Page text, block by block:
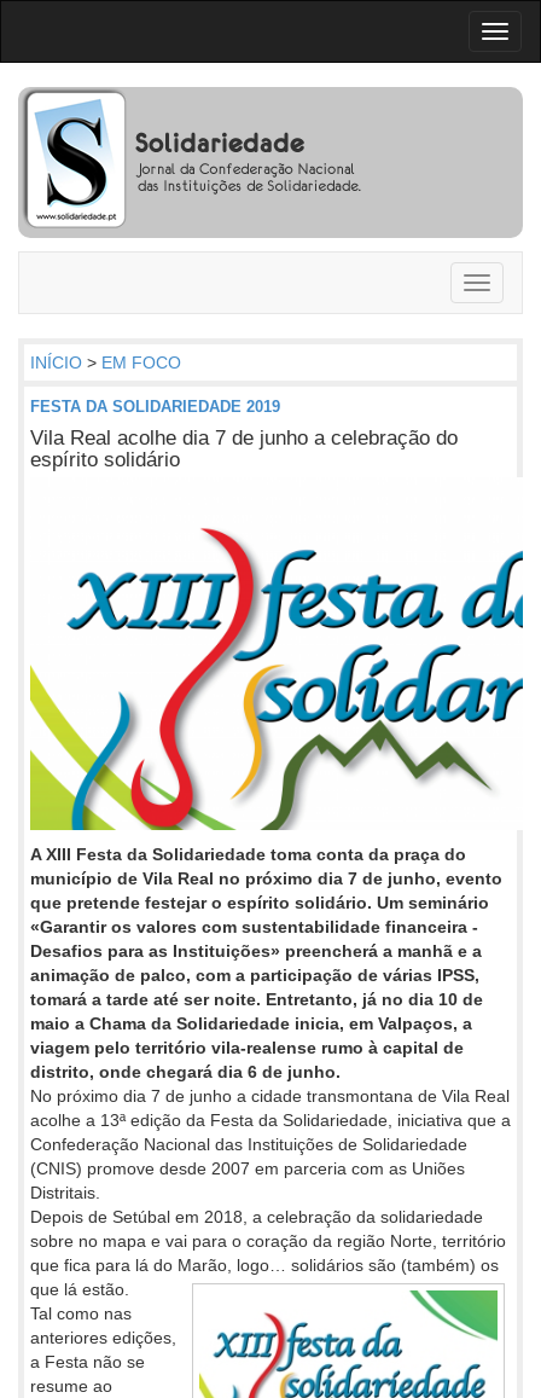
Toggle
INÍCIO > EM FOCO
FESTA DA SOLIDARIEDADE 2019
Vila Real acolhe dia 7 de junho a celebração do
espírito solidário
A XIII Festa da Solidariedade toma conta da praça do
município de Vila Real no próximo dia 7 de junho, evento
que pretende festejar o espírito solidário. Um seminário
«Garantir os valores com sustentabilidade financeira -
Desafios para as Instituições» preencherá a manhã e a
animação de palco, com a participação de várias IPSS,
tomará a tarde até ser noite. Entretanto, já no dia 10 de
maio a Chama da Solidariedade inicia, em Valpaços, a
viagem pelo território vila-realense rumo à capital de
distrito, onde chegará dia 6 de junho.
No próximo dia 7 de junho a cidade transmontana de Vila Real
acolhe a 13ª edição da Festa da Solidariedade, iniciativa que a
Confederação Nacional das Instituições de Solidariedade
(CNIS) promove desde 2007 em parceria com as Uniões
Distritais.
Depois de Setúbal em 2018, a celebração da solidariedade
sobre no mapa e vai para o coração da região Norte, território
que fica para lá do Marão, logo… solidários são (também) os
que lá estão.
Tal como nas
anteriores edições,
a Festa não se
resume ao